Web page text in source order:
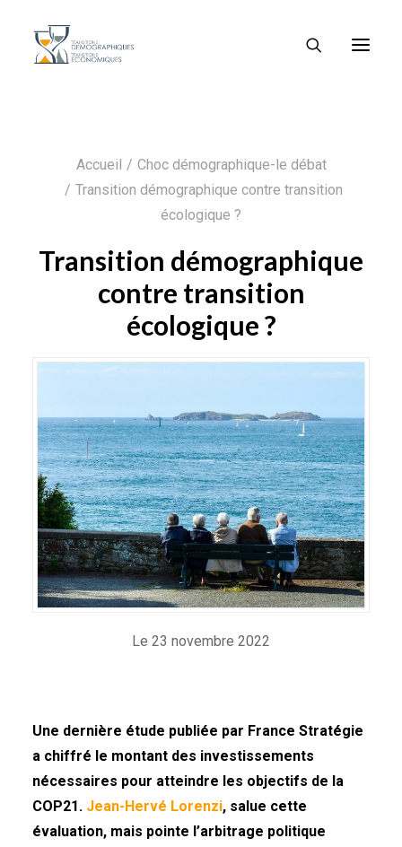
Accueil
Choc démographique-le débat
Transition démographique contre transition
écologique ?
Transition démographique
contre transition
écologique ?
Le 23 novembre 2022
Une dernière étude publiée par France Stratégie
a chiffré le montant des investissements
nécessaires pour atteindre les objectifs de la
COP21. Jean-Hervé Lorenzi, salue cette
évaluation, mais pointe l’arbitrage politique